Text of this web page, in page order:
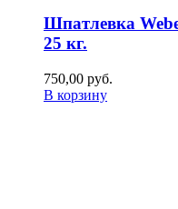
Шпатлевка
25 кг.
750,00 руб.
В корзину